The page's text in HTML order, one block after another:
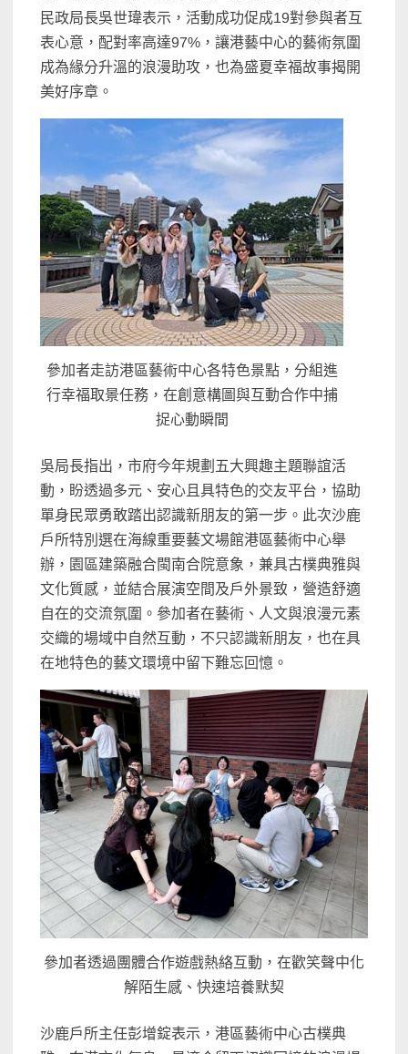
民政局長吳世瑋表示，活動成功促成19對參與者互
表心意，配對率高達97%，讓港藝中心的藝術氛圍
成為緣分升溫的浪漫助攻，也為盛夏幸福故事揭開
美好序章。
參加者走訪港區藝術中心各特色景點，分組進
行幸福取景任務，在創意構圖與互動合作中捕
捉心動瞬間
吳局長指出，市府今年規劃五大興趣主題聯誼活
動，盼透過多元、安心且具特色的交友平台，協助
單身民眾勇敢踏出認識新朋友的第一步。此次沙鹿
戶所特別選在海線重要藝文場館港區藝術中心舉
辦，園區建築融合閩南合院意象，兼具古樸典雅與
文化質感，並結合展演空間及戶外景致，營造舒適
自在的交流氛圍。參加者在藝術、人文與浪漫元素
交織的場域中自然互動，不只認識新朋友，也在具
在地特色的藝文環境中留下難忘回憶。
參加者透過團體合作遊戲熱絡互動，在歡笑聲中化
解陌生感、快速培養默契
沙鹿戶所主任彭增錠表示，港區藝術中心古樸典